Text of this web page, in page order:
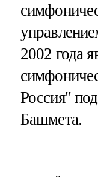
2002 года
Россия"
Башмета.